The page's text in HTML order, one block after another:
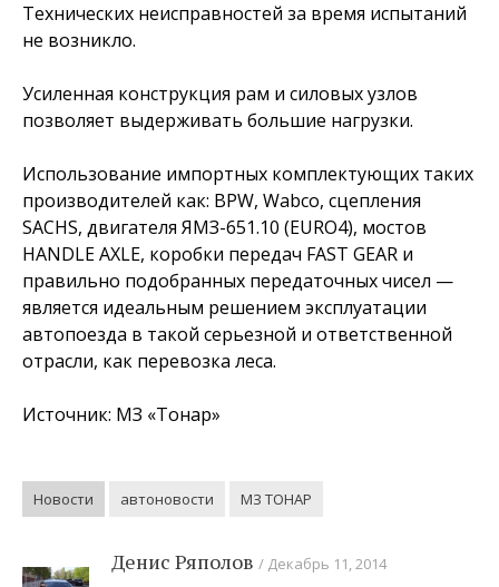
Технических неисправностей за время испытаний
не возникло.
Усиленная конструкция рам и силовых узлов
позволяет выдерживать большие нагрузки.
Использование импортных комплектующих таких
производителей как: BPW, Wabco, сцепления
SACHS, двигателя ЯМЗ-651.10 (EURO4), мостов
HANDLE AXLE, коробки передач FAST GEAR и
правильно подобранных передаточных чисел —
является идеальным решением эксплуатации
автопоезда в такой серьезной и ответственной
отрасли, как перевозка леса.
Источник: МЗ «Тонар»
Новости автоновости МЗ ТОНАР
Денис Ряполов Декабрь 11, 2014